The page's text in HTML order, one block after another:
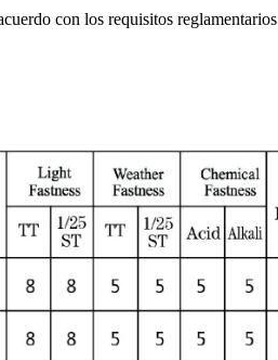
con los requisitos reglamentarios